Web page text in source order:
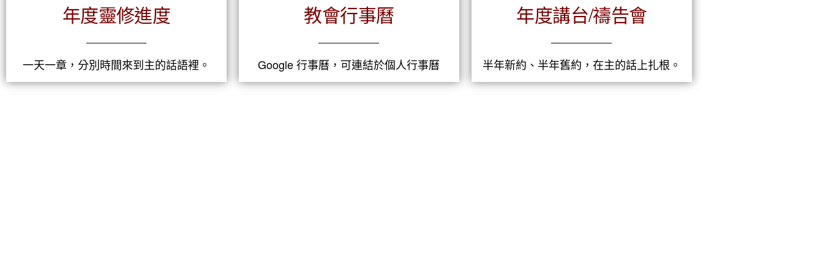
年度靈修進度
一天一章，分別時間來到主的話語裡。
教會行事曆
Google 行事曆，可連結於個人行事曆
年度講台/禱告會
半年新約、半年舊約，在主的話上扎根。